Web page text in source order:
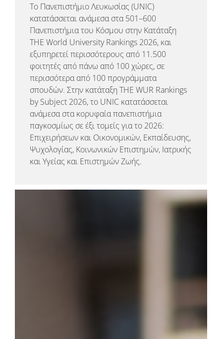
Το Πανεπιστήμιο Λευκωσίας (UNIC)
κατατάσσεται ανάμεσα στα 501–600
Πανεπιστήμια του Κόσμου στην Κατάταξη
THE World University Rankings 2026, και
εξυπηρετεί περισσότερους από 11.500
φοιτητές από πάνω από 100 χώρες, σε
περισσότερα από 100 προγράμματα
σπουδών. Στην κατάταξη THE WUR Rankings
by Subject 2026, το UNIC κατατάσσεται
ανάμεσα στα κορυφαία πανεπιστήμια
παγκοσμίως σε έξι τομείς για το 2026:
Επιχειρήσεων και Οικονομικών, Εκπαίδευσης,
Ψυχολογίας, Κοινωνικών Επιστημών, Ιατρικής
και Υγείας και Επιστημών Ζωής.